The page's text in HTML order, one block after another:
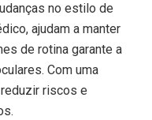
no estilo de
ajudam a manter
de rotina garante a
Com uma
riscos e